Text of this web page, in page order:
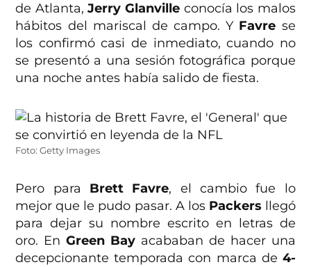
de Atlanta,Jerry Glanville conocía los malos
hábitos del mariscal de campo. Y Favre se
los confirmó casi de inmediato, cuando no
se presentó a una sesión fotográfica porque
una noche antes había salido de fiesta.
Foto: Getty Images
Pero para Brett Favre, el cambio fue lo
mejor que le pudo pasar. A los Packers llegó
para dejar su nombre escrito en letras de
oro. EnGreen Bay acababan de hacer una
decepcionante temporada con marca de 4-